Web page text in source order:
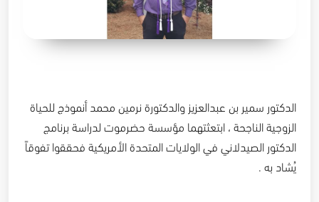
الدكتور سمير بن عبدالعزيز والدكتورة نرمين محمد أنموذج للحياة
الزوجية الناجحة ، ابتعثتهما مؤسسة حضرموت لدراسة برنامج
الدكتور الصيدلاني في الولايات المتحدة الأمريكية فحققوا تفوقاً
يُشاد به .